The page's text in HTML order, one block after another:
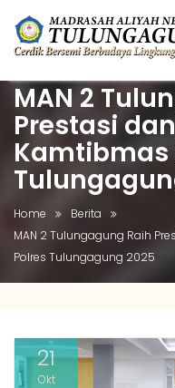
Skip
content
MAN 2
Prestasi
Kamtibmas
Home
Berita
MAN 2 Tulungagung Raih
Polres Tulungagung 2025
21
Okt